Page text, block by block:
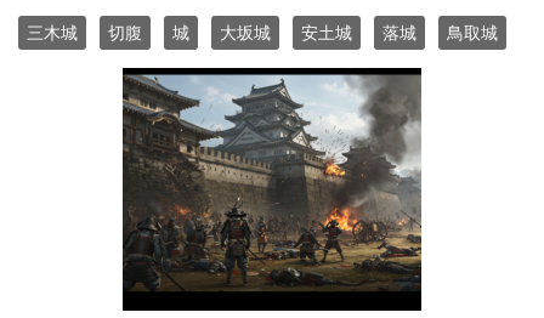
三木城 切腹 城 大坂城 安土城 落城 鳥取城